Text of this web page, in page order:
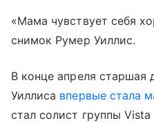
«Мама чувствует себя
снимок Румер Уиллис.
В конце апреля
Уиллиса впервые стала
стал солист группы